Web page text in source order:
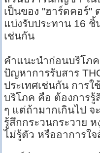
เป็นของ "ฮาร์ดคอร์"
แบ่งรับประทาน 16
เช่นกัน
คำแนะนำก่อนบริโภค
ปัญหาการรับสาร
ประเทศเช่นกัน การ
บริโภค คือ ต้องการรู้
ๆ แต่ถ้ามากเกินไป
รู้สึกกระวนกระวาย
ไม่รู้ตัว หรืออาการใ